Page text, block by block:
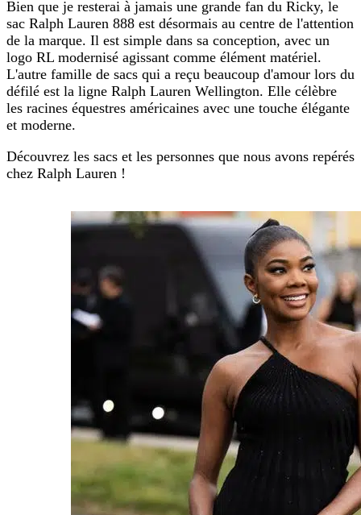
Bien que je resterai à jamais une grande fan du Ricky, le
sac Ralph Lauren 888 est désormais au centre de l'attention
de la marque. Il est simple dans sa conception, avec un
logo RL modernisé agissant comme élément matériel.
L'autre famille de sacs qui a reçu beaucoup d'amour lors du
défilé est la ligne Ralph Lauren Wellington. Elle célèbre
les racines équestres américaines avec une touche élégante
et moderne.
Découvrez les sacs et les personnes que nous avons repérés
chez Ralph Lauren !